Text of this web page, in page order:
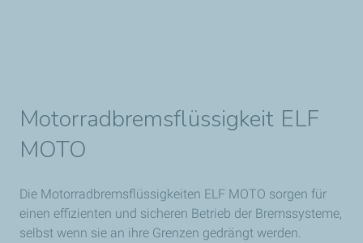
Motorradbremsflüssigkeit ELF
MOTO
Die Motorradbremsflüssigkeiten ELF MOTO sorgen für
einen effizienten und sicheren Betrieb der Bremssysteme,
selbst wenn sie an ihre Grenzen gedrängt werden.